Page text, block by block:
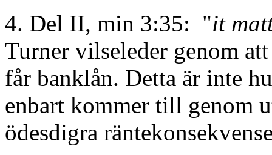
4. Del II, min 3:35: "it
Turner vilseleder genom
får banklån. Detta är inte
enbart kommer till genom
ödesdigra